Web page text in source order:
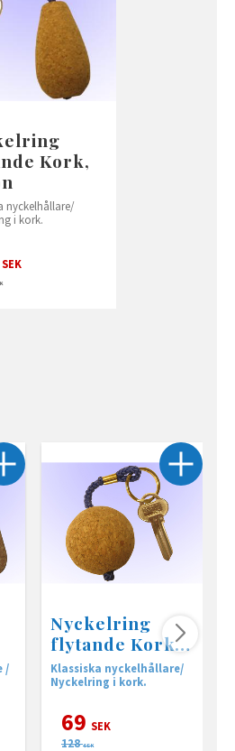
Kork,
nyckelhållare/
Nyckelring i kork.
SEK
/
Nyckelring
flytande Kork,
boll
Klassiska nyckelhållare/
Nyckelring i kork.
69 SEK
128 SEK